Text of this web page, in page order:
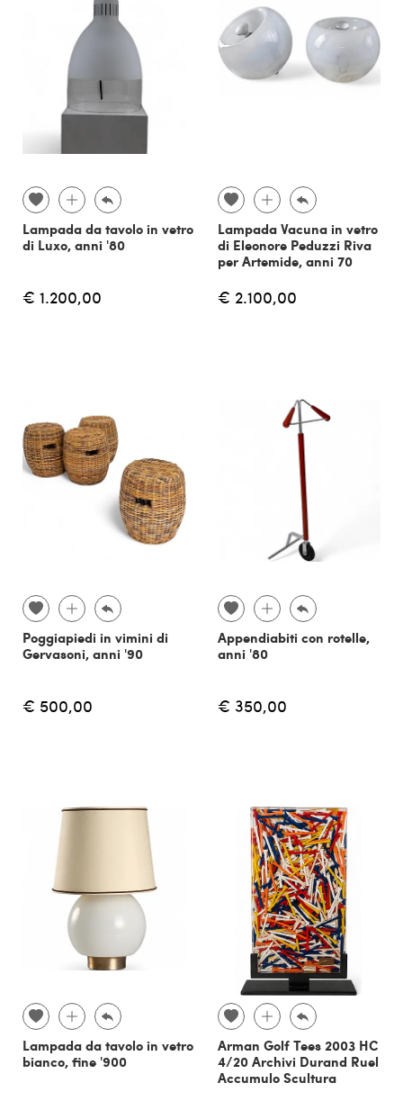
Lampada da tavolo in vetro
di Luxo, anni '80
€ 1.200,00
Lampada Vacuna in vetro
di Eleonore Peduzzi Riva
per Artemide, anni 70
€ 2.100,00
Poggiapiedi in vimini di
Gervasoni, anni '90
€ 500,00
Appendiabiti con rotelle,
anni '80
€ 350,00
Lampada da tavolo in vetro
bianco, fine '900
Arman Golf Tees 2003 HC
4/20 Archivi Durand Ruel
Accumulo Scultura